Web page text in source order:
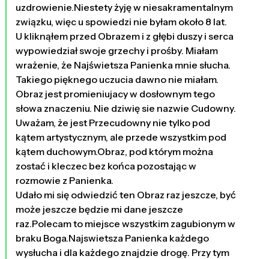
uzdrowienie.Niestety żyję w niesakramentalnym
związku, więc u spowiedzi nie byłam około 8 lat.
U kliknąłem przed Obrazem i z głębi duszy i serca
wypowiedział swoje grzechy i prośby. Miałam
wrażenie, że Najświetsza Panienka mnie słucha.
Takiego pięknego uczucia dawno nie miałam.
Obraz jest promieniujacy w dosłownym tego
słowa znaczeniu. Nie dziwię sie nazwie Cudowny.
Uważam, że jest Przecudowny nie tylko pod
kątem artystycznym, ale przede wszystkim pod
kątem duchowym.Obraz, pod którym można
zostać i kleczec bez końca pozostając w
rozmowie z Panienka.
Udało mi się odwiedzić ten Obraz raz jeszcze, być
może jeszcze będzie mi dane jeszcze
raz.Polecam to miejsce wszystkim zagubionym w
braku Boga.Najswietsza Panienka każdego
wysłucha i dla każdego znajdzie drogę. Przy tym